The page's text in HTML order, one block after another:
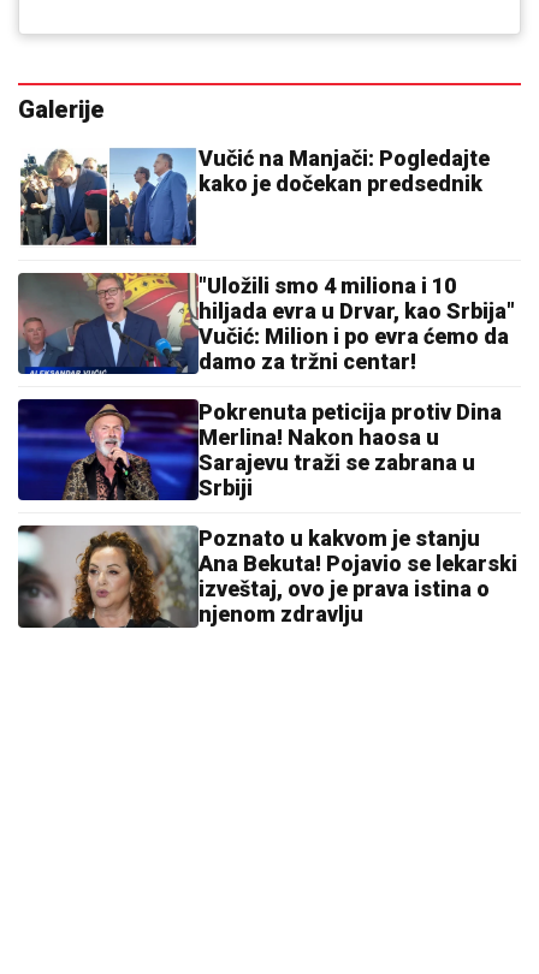
Galerije
Vučić na Manjači: Pogledajte
kako je dočekan predsednik
"Uložili smo 4 miliona i 10
hiljada evra u Drvar, kao Srbija"
Vučić: Milion i po evra ćemo da
damo za tržni centar!
Pokrenuta peticija protiv Dina
Merlina! Nakon haosa u
Sarajevu traži se zabrana u
Srbiji
Poznato u kakvom je stanju
Ana Bekuta! Pojavio se lekarski
izveštaj, ovo je prava istina o
njenom zdravlju